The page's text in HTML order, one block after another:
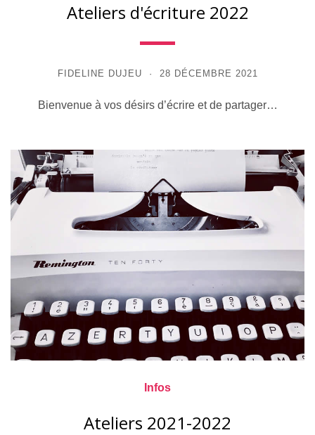
Ateliers d'écriture 2022
FIDELINE DUJEU 28 DÉCEMBRE 2021
Bienvenue à vos désirs d’écrire et de partager…
Infos
Ateliers 2021-2022